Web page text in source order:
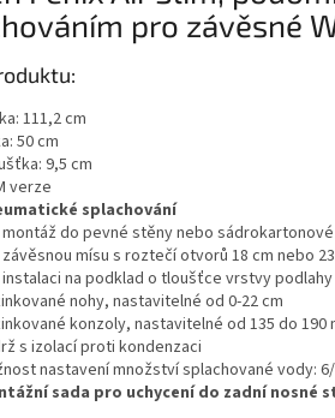
pro závěsné
111,2 cm
50 cm
9,5 cm
verze
splachování
do pevné stěny nebo
mísu s roztečí otvorů 18 cm nebo
na podklad o tloušťce vrstvy podlahy
nohy, nastavitelné od 0-22 cm
konzoly, nastavitelné od 135 do 190
s izolací proti kondenzaci
nastavení množství splachované vody: 6/
sada pro uchycení do zadní nosné